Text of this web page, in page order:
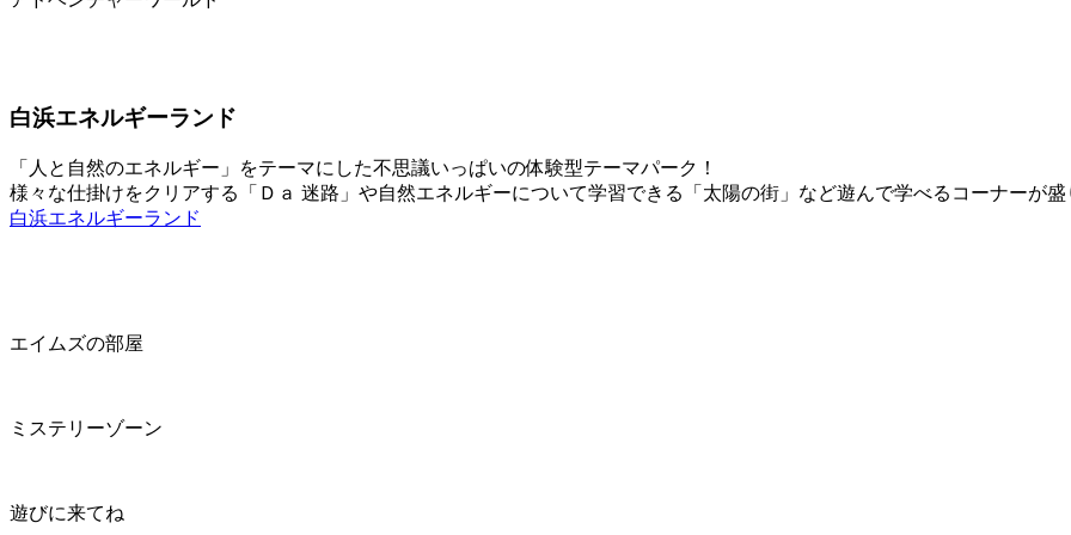
白浜エネルギーランド
「人と自然のエネルギー」をテーマにした不思議いっぱいの体験型テーマパーク！
様々な仕掛けをクリアする「Ｄａ 迷路」や自然エネルギーについて学習できる「太陽の街」など遊んで学べるコーナーが盛
白浜エネルギーランド
エイムズの部屋
ミステリーゾーン
遊びに来てね